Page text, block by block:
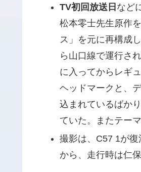
TV初回放送日 など
松本零士先生原作
ス」を元に再構成
ら山口線で運行さ
に入ってからレギ
ヘッドマークと、
込まれているばか
ていた。またテー
撮影は、C57 1が
から、走行時は仁